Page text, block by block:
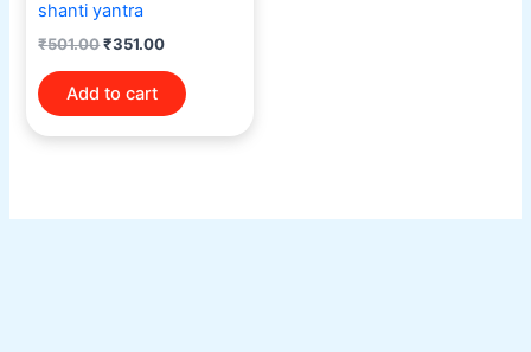
shanti yantra
₹501.00₹351.00
Add to cart